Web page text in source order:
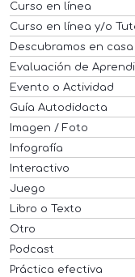
Curso en línea
Curso en línea y/o
Descubramos en casa
Evaluación de
Evento o Actividad
Guía Autodidacta
Imagen / Foto
Infografía
Interactivo
Juego
Libro o Texto
Otro
Podcast
Práctica efectiva